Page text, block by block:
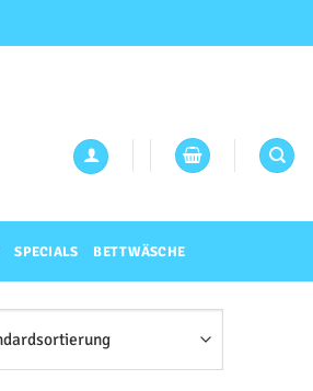
SPECIALS BETTWÄSCHE